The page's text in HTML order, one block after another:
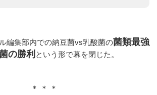
編集部内での納豆菌vs乳酸菌の菌類最強
の勝利 という形で幕を閉じた。
＊ ＊ ＊